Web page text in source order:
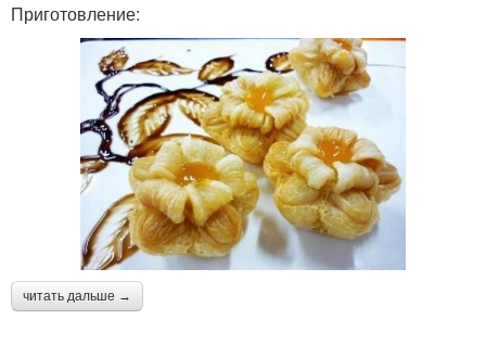
Приготовление:
читать дальше →